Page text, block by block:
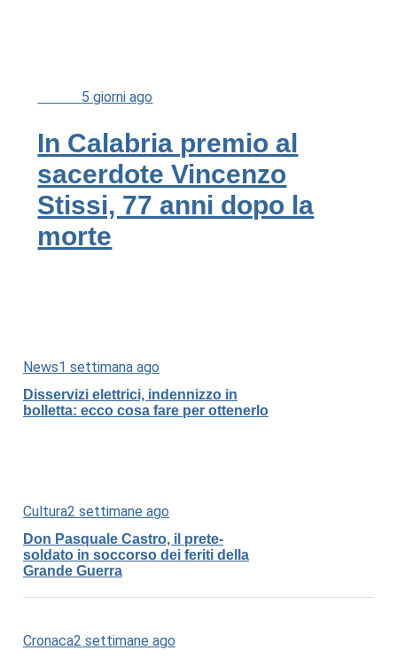
5 giorni ago
In Calabria premio al
sacerdote Vincenzo
Stissi, 77 anni dopo la
morte
News1 settimana ago
Disservizi elettrici, indennizzo in
bolletta: ecco cosa fare per ottenerlo
Cultura2 settimane ago
Don Pasquale Castro, il prete-
soldato in soccorso dei feriti della
Grande Guerra
Cronaca2 settimane ago